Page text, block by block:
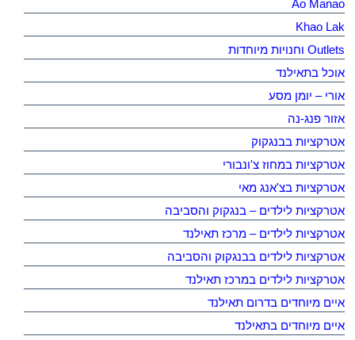
Ao Manao
Khao Lak
Outlets וחנויות מיוחדות
אוכל בתאילנד
אורי – יומן מסע
אזור פנג-נה
אטרקציות בבנגקוק
אטרקציות במחוז צ'ונבורי
אטרקציות בצ'אנג מאי
אטרקציות לילדים – בנגקוק והסביבה
אטרקציות לילדים – מרכז תאילנד
אטרקציות לילדים בבנגקוק והסביבה
אטרקציות לילדים במרכז תאילנד
איים מיוחדים בדרום תאילנד
איים מיוחדים בתאילנד